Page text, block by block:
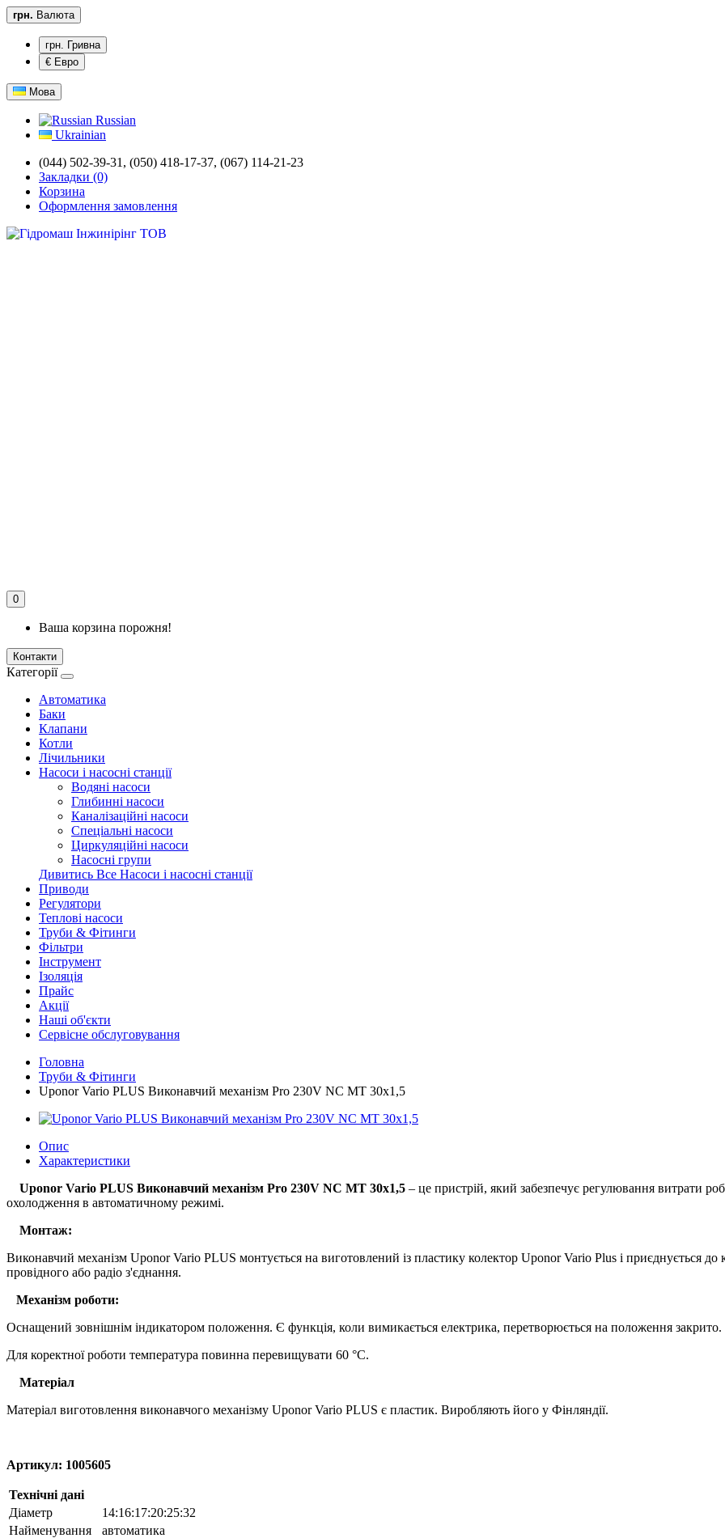
грн. Валюта
грн. Гривна
€ Евро
Мова
Russian
Ukrainian
(044) 502-39-31, (050) 418-17-37, (067) 114-21-23
Закладки (0)
Корзина
Оформлення замовлення
0
Ваша корзина порожня!
Контакти
Категорії
Автоматика
Баки
Клапани
Котли
Лічильники
Насоси і насосні станції
Водяні насоси
Глибинні насоси
Каналізаційні насоси
Спеціальні насоси
Циркуляційні насоси
Насосні групи
Дивитись Все Насоси і насосні станції
Приводи
Регулятори
Теплові насоси
Труби & Фітинги
Фільтри
Інструмент
Ізоляція
Прайс
Акції
Наші об'єкти
Сервісне обслуговування
Головна
Труби & Фітинги
Uponor Vario PLUS Виконавчий механізм Pro 230V NC MT 30x1,5
Опис
Характеристики
Uponor Vario PLUS Виконавчий механізм Pro 230V NC MT 30x1,5 – це пристрій, який забезпечує регулювання витрати
охолодження в автоматичному режимі.
Монтаж:
Виконавчий механізм Uponor Vario PLUS монтується на виготовлений із пластику колектор Uponor Vario Plus і приєднується
провідного або радіо з'єднання.
Механізм роботи:
Оснащений зовнішнім індикатором положення. Є функція, коли вимикається електрика, перетворюється на положення закрито.
Для коректної роботи температура повинна перевищувати 60 °C.
Матеріал
Матеріал виготовлення виконавчого механізму Uponor Vario PLUS є пластик. Виробляють його у Фінляндії.
Артикул: 1005605
Технічні дані
Діаметр
14:16:17:20:25:32
Найменування
автоматика